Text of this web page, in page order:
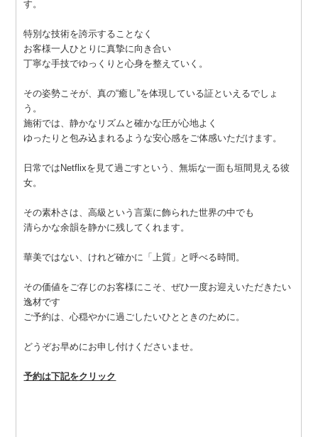
す。
特別な技術を誇示することなく
お客様一人ひとりに真摯に向き合い
丁寧な手技でゆっくりと心身を整えていく。
その姿勢こそが、真の“癒し”を体現している証といえるでしょ
う。
施術では、静かなリズムと確かな圧が心地よく
ゆったりと包み込まれるような安心感をご体感いただけます。
日常ではNetflixを見て過ごすという、無垢な一面も垣間見える彼
女。
その素朴さは、高級という言葉に飾られた世界の中でも
清らかな余韻を静かに残してくれます。
華美ではない、けれど確かに「上質」と呼べる時間。
その価値をご存じのお客様にこそ、ぜひ一度お迎えいただきたい
逸材です
ご予約は、心穏やかに過ごしたいひとときのために。
どうぞお早めにお申し付けくださいませ。
予約は下記をクリック